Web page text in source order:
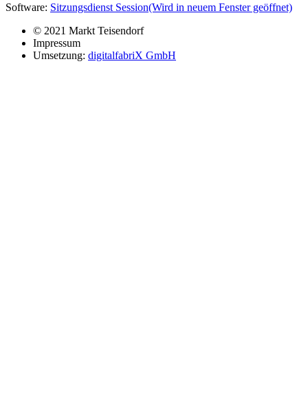
Software: Sitzungsdienst Session(Wird in neuem Fenster geöffnet)
© 2021 Markt Teisendorf
Impressum
Umsetzung: digitalfabriX GmbH